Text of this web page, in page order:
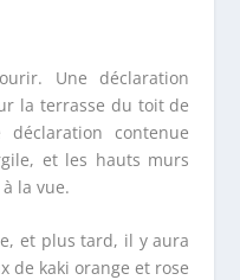
Une déclaration
la terrasse du toit de
contenue
et les hauts murs
la vue.
et plus tard, il y aura
de kaki orange et rose